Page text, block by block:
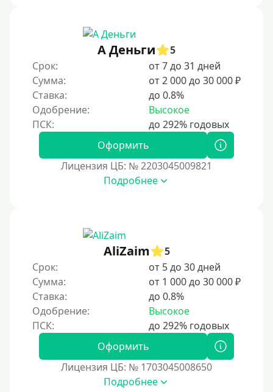
4 месяца
5 месяцев
На полгода
180 дней
5 лет
Краткосрочные
Долгосрочные
Принятие решения
За 1 минуту
А Деньги
5
Срок:
от 7 до 31 дней
Сумма:
от 2 000 до 30 000 ₽
Ставка:
до 0.8%
Одобрение:
Высокое
Оформить
Лицензия ЦБ: № 2203045009821
Подробнее
AliZaim
5
Срок:
от 5 до 30 дней
Сумма:
от 1 000 до 30 000 ₽
Ставка:
до 0.8%
Одобрение:
Высокое
Оформить
Лицензия ЦБ: № 1703045008650
Подробнее